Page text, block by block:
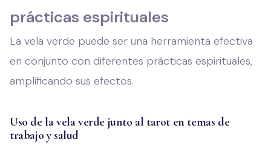
prácticas espirituales
La vela verde puede ser una herramienta efectiva
en conjunto con diferentes prácticas espirituales,
amplificando sus efectos.
Uso de la vela verde junto al tarot en temas de
trabajo y salud